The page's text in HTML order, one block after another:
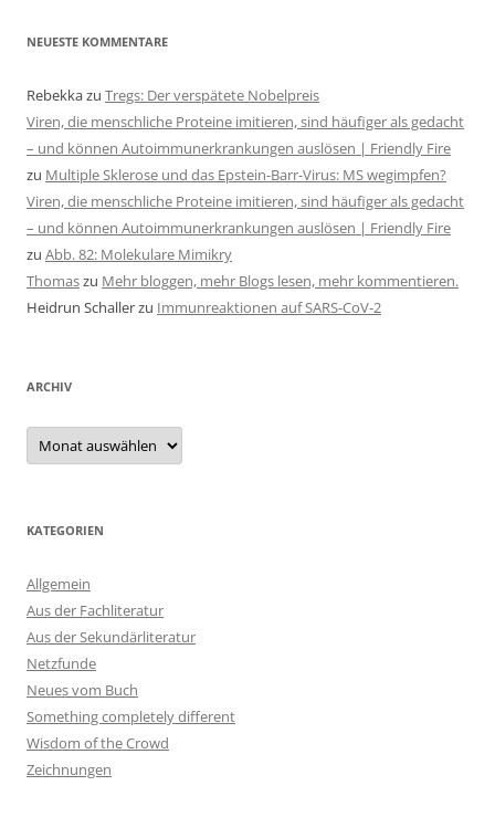
NEUESTE KOMMENTARE
Rebekkazu Tregs: Der verspätete Nobelpreis
Viren, die menschliche Proteine imitieren, sind häufiger als gedacht
– und können Autoimmunerkrankungen auslösen | Friendly Fire
zu Multiple Sklerose und das Epstein-Barr-Virus: MS wegimpfen?
Viren, die menschliche Proteine imitieren, sind häufiger als gedacht
– und können Autoimmunerkrankungen auslösen | Friendly Fire
zu Abb. 82: Molekulare Mimikry
Thomaszu Mehr bloggen, mehr Blogs lesen, mehr kommentieren.
Heidrun Schallerzu Immunreaktionen auf SARS-CoV-2
ARCHIV
Archiv
KATEGORIEN
Allgemein
Aus der Fachliteratur
Aus der Sekundärliteratur
Netzfunde
Neues vom Buch
Something completely different
Wisdom of the Crowd
Zeichnungen